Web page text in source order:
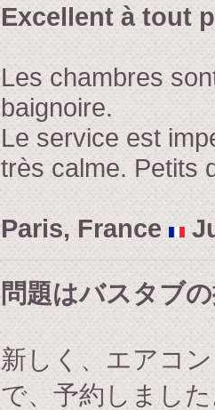
Excellent à tout
Les chambres
baignoire.
Le service est
très calme. Petits
Paris, France
問題はバスタブ
新しく、エアコ
で、予約しまし